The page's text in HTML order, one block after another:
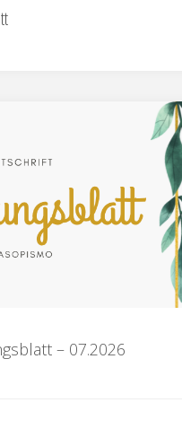
– 07.2026